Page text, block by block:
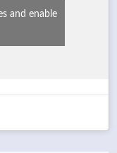
and enable